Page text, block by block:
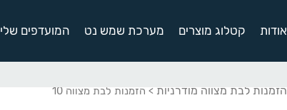
אודות קטלוג מוצרים מערכת שמש נט המועדפים שלי
הזמנות לבת מצווה מודרניות > הזמנות לבת מצווה 10